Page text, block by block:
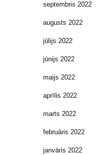
septembris 2022
augusts 2022
jūlijs 2022
jūnijs 2022
maijs 2022
aprīlis 2022
marts 2022
februāris 2022
janvāris 2022